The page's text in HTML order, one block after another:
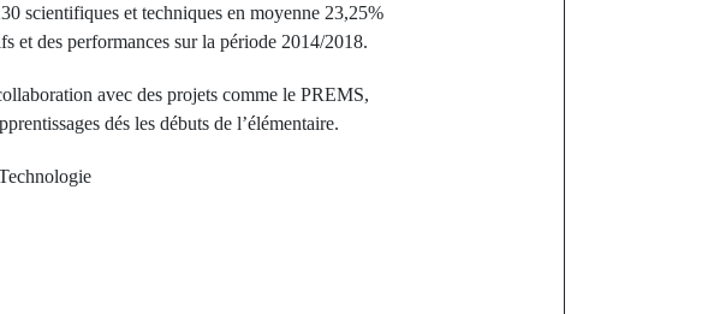
scientifiques et techniques en moyenne 23,25%
et des performances sur la période 2014/2018.
avec des projets comme le PREMS,
dés les débuts de l’élémentaire.